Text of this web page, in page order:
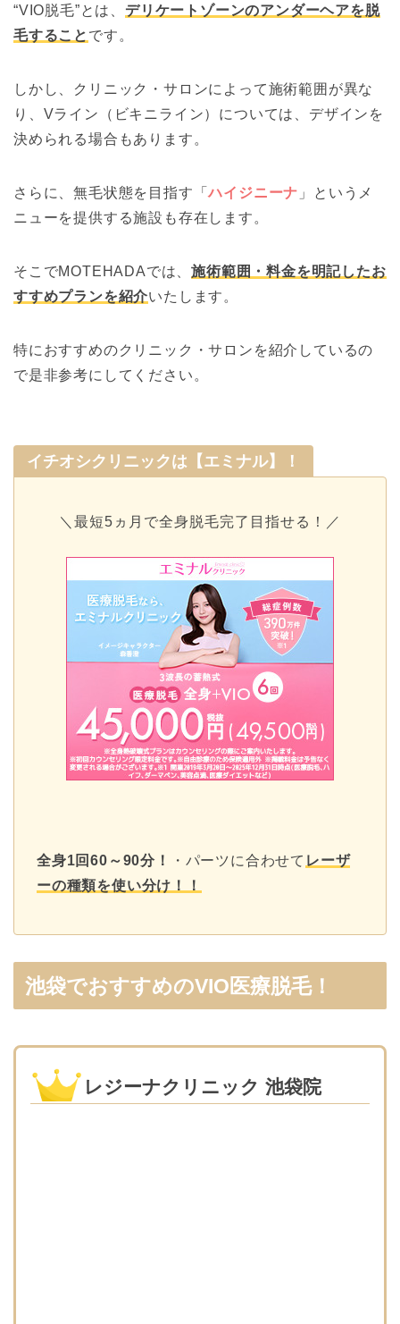
“VIO脱毛”とは、 デリケートゾーンのアンダーヘアを脱
毛すること です。
しかし、クリニック・サロンによって施術範囲が異な
り、Vライン（ビキニライン）については、デザインを
決められる場合もあります。
さらに、無毛状態を目指す「ハイジニーナ 」というメ
ニューを提供する施設も存在します。
そこでMOTEHADAでは、施術範囲・料金を明記したお
すすめプランを紹介いたします。
特におすすめのクリニック・サロンを紹介しているの
で是非参考にしてください。
イチオシクリニックは【エミナル】！
＼最短5ヵ月で全身脱毛完了目指せる！／
全身1回60～90分！ ・パーツに合わせて レーザ
ーの種類を使い分け！！
池袋でおすすめのVIO医療脱毛！
レジーナクリニック 池袋院